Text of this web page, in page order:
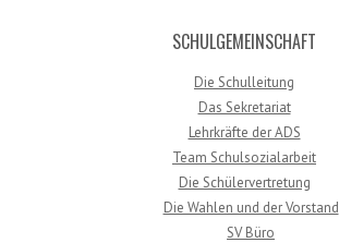
SCHULGEMEINSCHAFT
Die Schulleitung
Das Sekretariat
Lehrkräfte der ADS
Team Schulsozialarbeit
Die Schülervertretung
Die Wahlen und der Vorstand
SV Büro